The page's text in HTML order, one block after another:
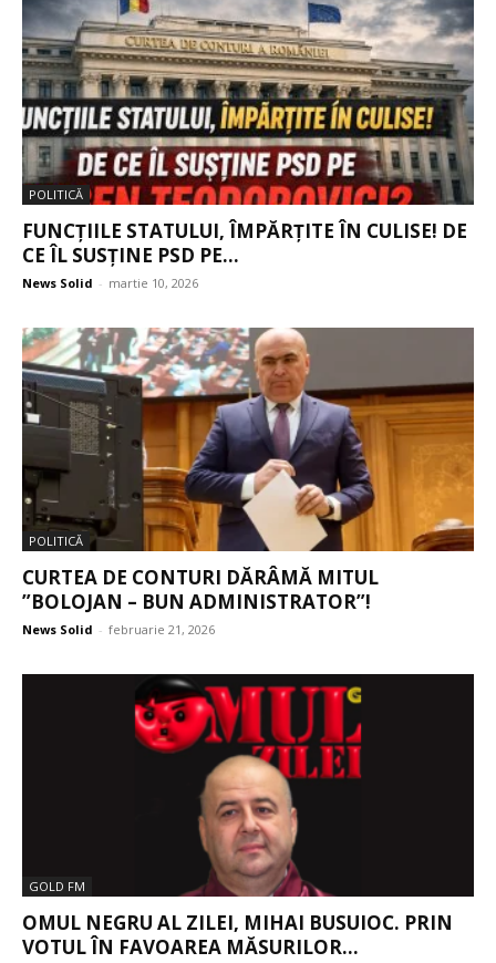
POLITICĂ
FUNCȚIILE STATULUI, ÎMPĂRȚITE ÎN CULISE! DE
CE ÎL SUSȚINE PSD PE...
News Solid - martie 10, 2026
POLITICĂ
CURTEA DE CONTURI DĂRÂMĂ MITUL
”BOLOJAN – BUN ADMINISTRATOR”!
News Solid - februarie 21, 2026
GOLD FM
OMUL NEGRU AL ZILEI, MIHAI BUSUIOC. PRIN
VOTUL ÎN FAVOAREA MĂSURILOR...